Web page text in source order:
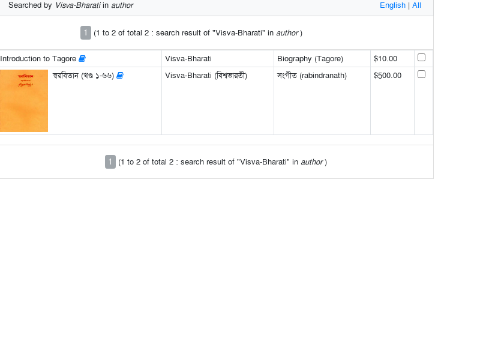
Searched by Visva-Bharatiin author English | All
1 (1 to 2 of total 2 : search result of "Visva-Bharati" in author)
Introduction to Tagore Visva-Bharati Biography (Tagore)
$10.00
স্বরবিতান (খণ্ড ১-৬৬)
Visva-Bharati (বিশ্বভারতী) সংগীত (rabindranath) $500.00
1 (1 to 2 of total 2 : search result of "Visva-Bharati" in author)